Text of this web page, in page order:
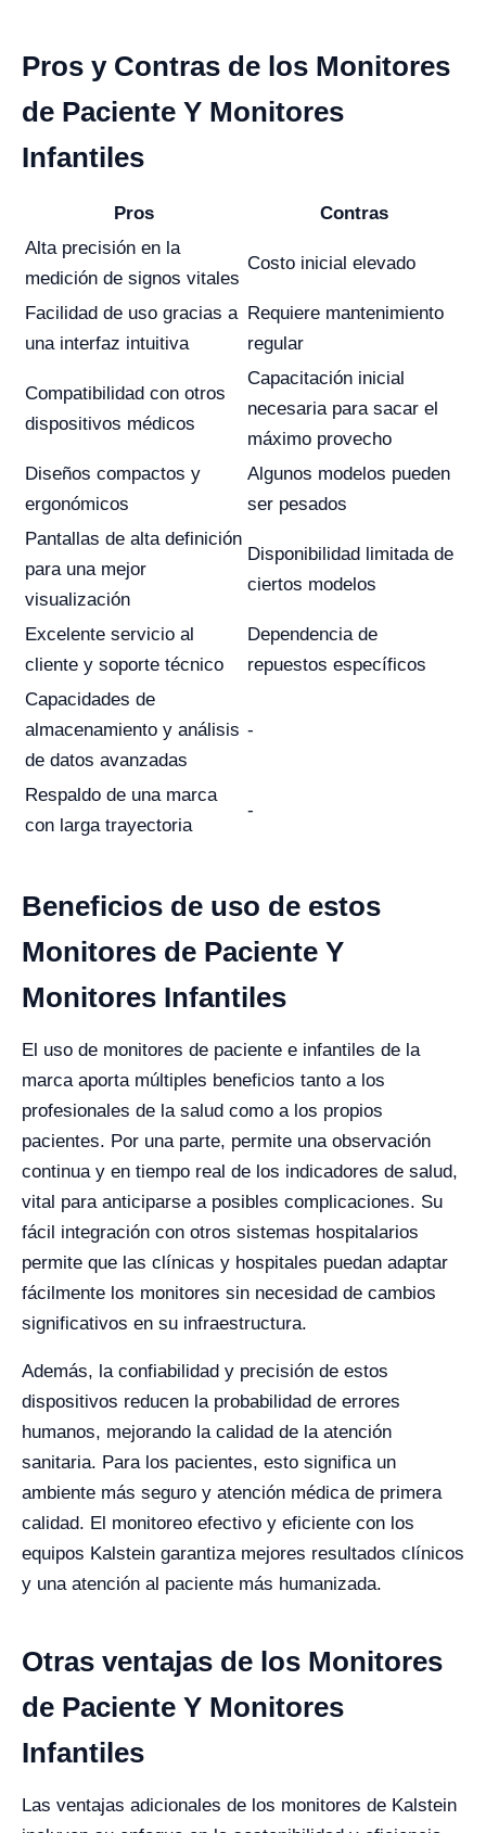
Pros y Contras de los Monitores
de Paciente Y Monitores
Infantiles
Pros
Contras
Alta precisión en la
medición de signos vitales
Costo inicial elevado
Facilidad de uso gracias a
una interfaz intuitiva
Requiere mantenimiento
regular
Compatibilidad con otros
dispositivos médicos
Capacitación inicial
necesaria para sacar el
máximo provecho
Diseños compactos y
ergonómicos
Algunos modelos pueden
ser pesados
Pantallas de alta definición
para una mejor
visualización
Disponibilidad limitada de
ciertos modelos
Excelente servicio al
cliente y soporte técnico
Dependencia de
repuestos específicos
Capacidades de
almacenamiento y análisis
de datos avanzadas
-
Respaldo de una marca
con larga trayectoria
-
Beneficios de uso de estos
Monitores de Paciente Y
Monitores Infantiles
El uso de monitores de paciente e infantiles de la
marca aporta múltiples beneficios tanto a los
profesionales de la salud como a los propios
pacientes. Por una parte, permite una observación
continua y en tiempo real de los indicadores de salud,
vital para anticiparse a posibles complicaciones. Su
fácil integración con otros sistemas hospitalarios
permite que las clínicas y hospitales puedan adaptar
fácilmente los monitores sin necesidad de cambios
significativos en su infraestructura.
Además, la confiabilidad y precisión de estos
dispositivos reducen la probabilidad de errores
humanos, mejorando la calidad de la atención
sanitaria. Para los pacientes, esto significa un
ambiente más seguro y atención médica de primera
calidad. El monitoreo efectivo y eficiente con los
equipos Kalstein garantiza mejores resultados clínicos
y una atención al paciente más humanizada.
Otras ventajas de los Monitores
de Paciente Y Monitores
Infantiles
Las ventajas adicionales de los monitores de Kalstein